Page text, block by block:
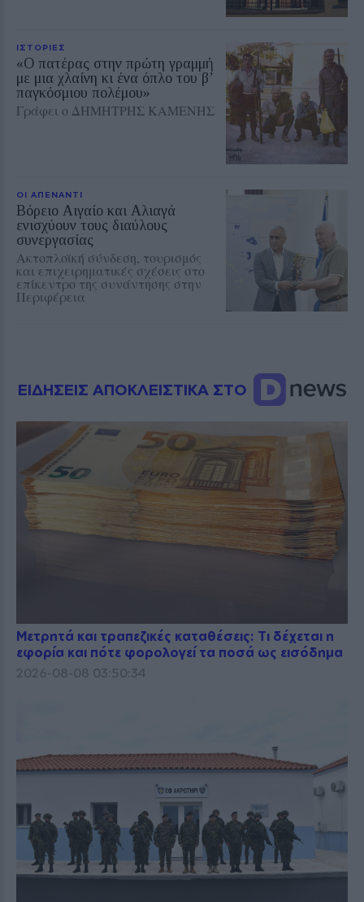
ΙΣΤΟΡΙΕΣ
«Ο πατέρας στην πρώτη γραμμή
με μια χλαίνη κι ένα όπλο του β’
παγκόσμιου πολέμου»
Γράφει ο ΔΗΜΗΤΡΗΣ ΚΑΜΕΝΗΣ
ΟΙ ΑΠΕΝΑΝΤΙ
Βόρειο Αιγαίο και Αλιαγά
ενισχύουν τους διαύλους
συνεργασίας
Ακτοπλοϊκή σύνδεση, τουρισμός
και επιχειρηματικές σχέσεις στο
επίκεντρο της συνάντησης στην
Περιφέρεια
ΕΙΔΗΣΕΙΣ ΑΠΟΚΛΕΙΣΤΙΚΑ ΣΤΟ
Μετρητά και τραπεζικές καταθέσεις: Τι δέχεται η
εφορία και πότε φορολογεί τα ποσά ως εισόδημα
2026-08-08 03:50:34